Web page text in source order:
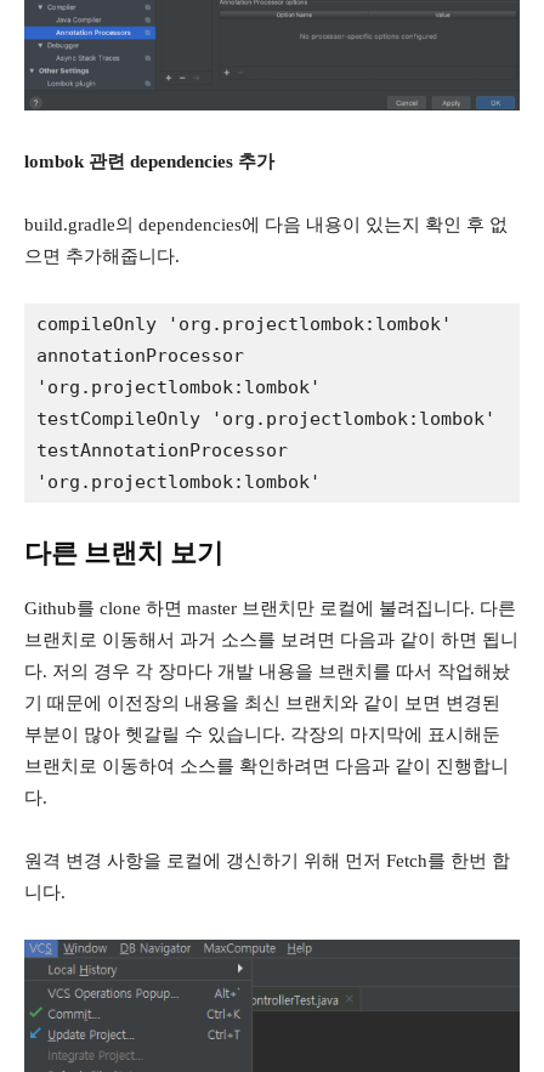
lombok 관련 dependencies 추가
build.gradle의 dependencies에 다음 내용이 있는지 확인 후 없
으면 추가해줍니다.
compileOnly 'org.projectlombok:lombok'
annotationProcessor
'org.projectlombok:lombok'
testCompileOnly 'org.projectlombok:lombok'
testAnnotationProcessor
'org.projectlombok:lombok'
다른 브랜치 보기
Github를 clone 하면 master 브랜치만 로컬에 불려집니다. 다른
브랜치로 이동해서 과거 소스를 보려면 다음과 같이 하면 됩니
다. 저의 경우 각 장마다 개발 내용을 브랜치를 따서 작업해놨
기 때문에 이전장의 내용을 최신 브랜치와 같이 보면 변경된
부분이 많아 헷갈릴 수 있습니다. 각장의 마지막에 표시해둔
브랜치로 이동하여 소스를 확인하려면 다음과 같이 진행합니
다.
원격 변경 사항을 로컬에 갱신하기 위해 먼저 Fetch를 한번 합
니다.